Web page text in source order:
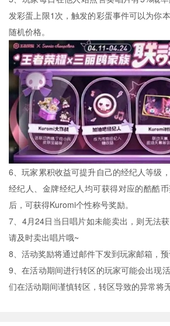
发彩蛋上限1次，触发的彩蛋事件可以为你
随机价格。
6、玩家累积收益可提升自己的经纪人等级
经纪人、金牌经纪人均可获得对应的酷酷
后，可获得Kuromi个性称号奖励。
7、4月24日当日唱片如未能卖出，则无法
请及时卖出唱片哦~
8、活动奖励将通过邮件下发到玩家邮箱，预
9、在活动期间进行转区的玩家可能会出现
们在活动期间谨慎转区，转区导致的异常将